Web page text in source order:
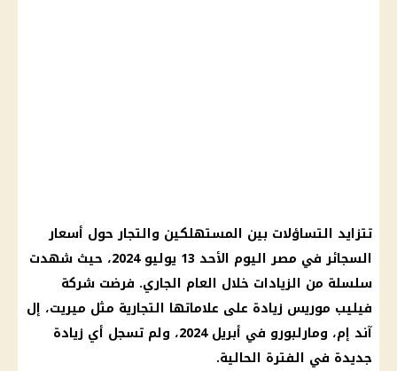
تتزايد التساؤلات بين المستهلكين والتجار حول أسعار
السجائر في مصر اليوم الأحد 13 يوليو 2024، حيث شهدت
سلسلة من الزيادات خلال العام الجاري. فرضت شركة
فيليب موريس زيادة على علاماتها التجارية مثل ميريت، إل
آند إم، ومارلبورو في أبريل 2024، ولم تسجل أي زيادة
جديدة في الفترة الحالية.